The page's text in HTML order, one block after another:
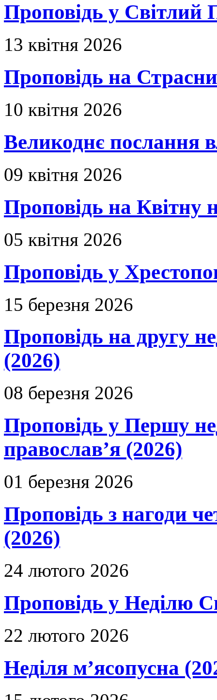
Проповідь у Світлий
13 квітня 2026
Проповідь на
10 квітня 2026
Великоднє послання
09 квітня 2026
Проповідь на Квітну
05 квітня 2026
Проповідь у
15 березня 2026
Проповідь на другу
(2026)
08 березня 2026
Проповідь у Першу
православ’я (2026)
01 березня 2026
Проповідь з нагоди
(2026)
24 лютого 2026
Проповідь у Неділю
22 лютого 2026
Неділя м’ясопусна